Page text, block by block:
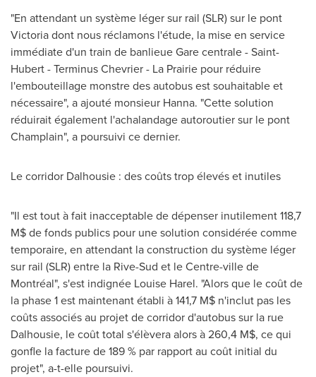
"En attendant un système léger sur rail (SLR) sur le pont
Victoria dont nous réclamons l'étude, la mise en service
immédiate d'un train de banlieue Gare centrale - Saint-
Hubert - Terminus Chevrier - La Prairie pour réduire
l'embouteillage monstre des autobus est souhaitable et
nécessaire", a ajouté monsieur Hanna. "Cette solution
réduirait également l'achalandage autoroutier sur le pont
Champlain", a poursuivi ce dernier.
Le corridor Dalhousie : des coûts trop élevés et inutiles
"Il est tout à fait inacceptable de dépenser inutilement 118,7
M$ de fonds publics pour une solution considérée comme
temporaire, en attendant la construction du système léger
sur rail (SLR) entre la Rive-Sud et le Centre-ville de
Montréal", s'est indignée Louise Harel. "Alors que le coût de
la phase1 est maintenant établi à 141,7 M$ n'inclut pas les
coûts associés au projet de corridor d'autobus sur la rue
Dalhousie, le coût total s'élèvera alors à 260,4 M$, ce qui
gonfle la facture de 189 % par rapport au coût initial du
projet", a-t-elle poursuivi.